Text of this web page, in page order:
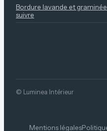
Bordure lavande et
suivre
© Luminea Intérieur
Mentions légales